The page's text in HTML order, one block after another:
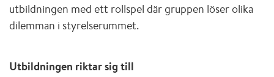
utbildningen med ett rollspel där gruppen löser olika
dilemman i styrelserummet.
Utbildningen riktar sig till